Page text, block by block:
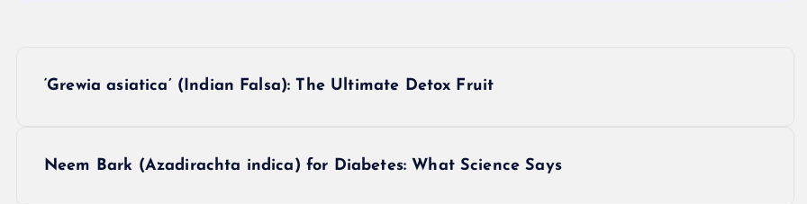
‘Grewia asiatica’ (Indian Falsa): The Ultimate Detox Fruit
Neem Bark (Azadirachta indica) for Diabetes: What Science Says